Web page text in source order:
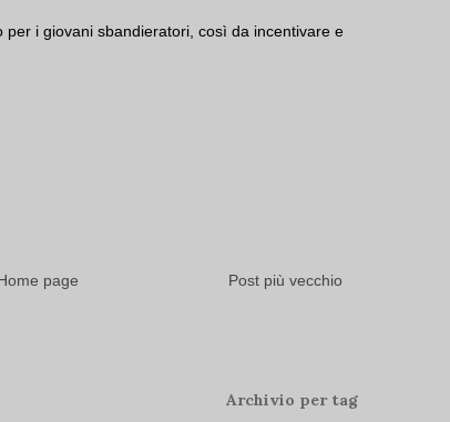
i giovani sbandieratori, così da incentivare e
Post più vecchio
page
Archivio per tag